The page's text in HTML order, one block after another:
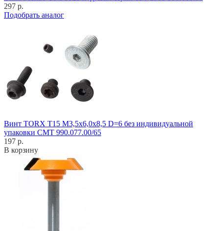
297 р.
Подобрать аналог
Винт TORX T15 M3,5x6,0x8,5 D=6 без индивидуальной
упаковки CMT 990.077.00/65
197 р.
В корзину